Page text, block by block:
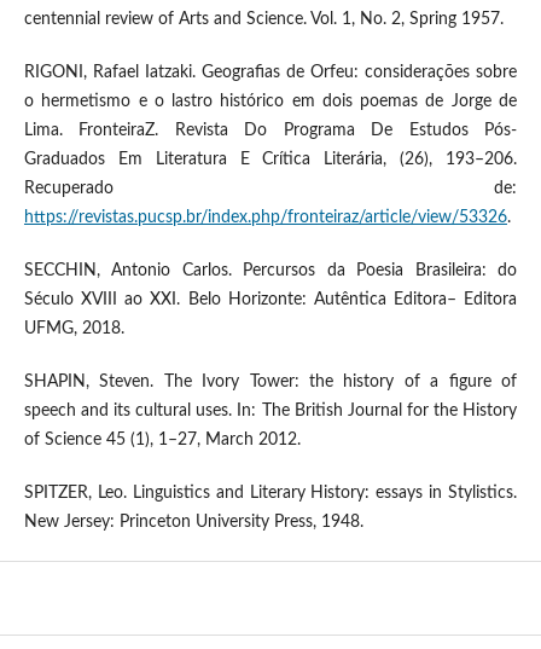
centennial review of Arts and Science. Vol. 1, No. 2, Spring 1957.
RIGONI, Rafael Iatzaki. Geografias de Orfeu: considerações sobre
o hermetismo e o lastro histórico em dois poemas de Jorge de
Lima. FronteiraZ. Revista Do Programa De Estudos Pós-
Graduados Em Literatura E Crítica Literária, (26), 193–206.
Recuperado de:
https://revistas.pucsp.br/index.php/fronteiraz/article/view/53326.
SECCHIN, Antonio Carlos. Percursos da Poesia Brasileira: do
Século XVIII ao XXI. Belo Horizonte: Autêntica Editora– Editora
UFMG, 2018.
SHAPIN, Steven. The Ivory Tower: the history of a figure of
speech and its cultural uses. In: The British Journal for the History
of Science 45 (1), 1–27, March 2012.
SPITZER, Leo. Linguistics and Literary History: essays in Stylistics.
New Jersey: Princeton University Press, 1948.